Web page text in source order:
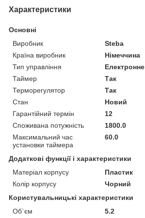
Характеристики
Основні
Виробник
Steba
Країна виробник
Німеччина
Тип управління
Електронне
Таймер
Так
Терморегулятор
Так
Стан
Новий
Гарантійний термін
12
Споживана потужність
1800.0
Максимальний час
установки таймера
60.0
Додаткові функції і характеристики
Матеріал корпусу
Пластик
Колір корпусу
Чорний
Користувальницькі характеристики
Об`єм
5.2